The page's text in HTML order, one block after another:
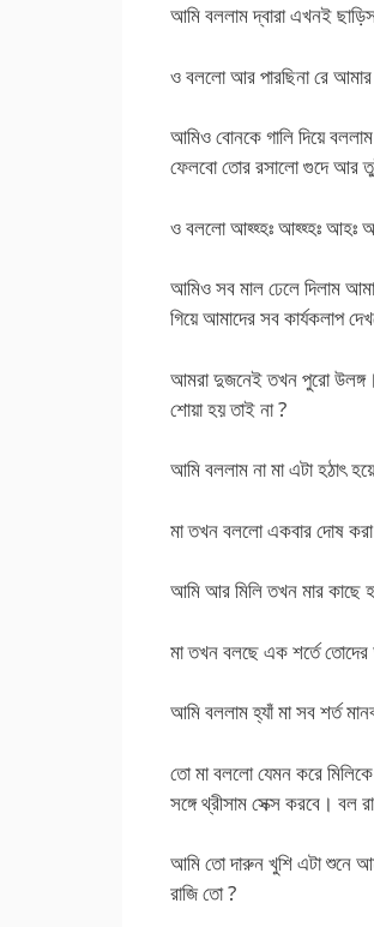
আমি বললাম দ্বারা এখনই
ও বললো আর পারছিনা রে আমার
আমিও বোনকে গালি দিয়ে
ফেলবো তোর রসালো গুদে আর
ও বললো আহ্হ্হঃ আহ্হ্হঃ আহঃ
আমিও সব মাল ঢেলে দিলাম
গিয়ে আমাদের সব কার্যকলাপ
আমরা দুজনেই তখন পুরো
শোয়া হয় তাই না ?
আমি বললাম না মা এটা হঠাৎ
মা তখন বললো একবার দোষ
আমি আর মিলি তখন মার কাছে
মা তখন বলছে এক শর্তে তোদের
আমি বললাম হ্যাঁ মা সব শর্ত
তো মা বললো যেমন করে
সঙ্গে থ্রীসাম সেক্স করবে। বল
আমি তো দারুন খুশি এটা শুনে
রাজি তো ?